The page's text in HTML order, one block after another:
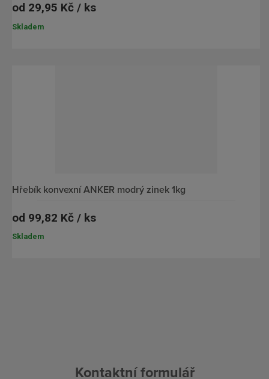
od 29,95 Kč / ks
Skladem
hřebík konvexní ANKER modrý zinek 1kg
od 99,82 Kč / ks
Skladem
Kontaktní formulář